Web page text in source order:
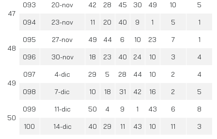
47
093 20-nov 42 28 45 30 49 10 5
094 23-nov 11 20 40 9 1 5 1
48
095 27-nov 49 44 6 10 23 7 1
096 30-nov 18 23 40 24 10 3 4
49
097 4-dic 29 5 28 44 10 2 4
098 7-dic 10 18 31 42 16 2 5
50
099 11-dic 50 4 9 1 43 6 8
100 14-dic 40 29 11 43 10 11 3